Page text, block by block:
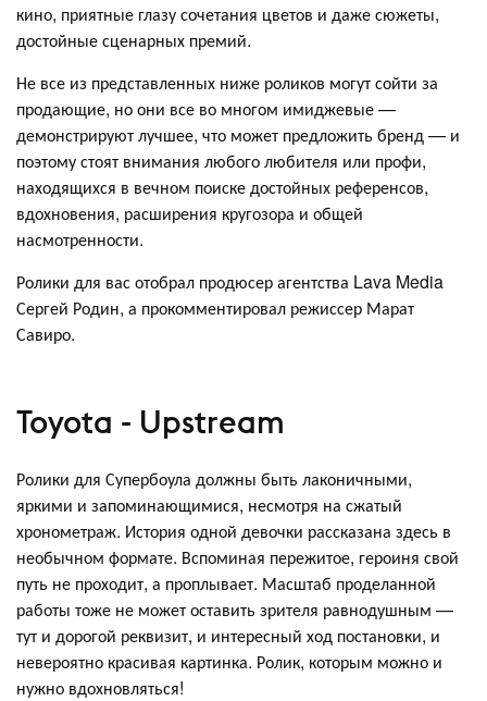
кино, приятные глазу сочетания цветов и даже сюжеты,
достойные сценарных премий.
Не все из представленных ниже роликов могут сойти за
продающие, но они все во многом имиджевые —
демонстрируют лучшее, что может предложить бренд — и
поэтому стоят внимания любого любителя или профи,
находящихся в вечном поиске достойных референсов,
вдохновения, расширения кругозора и общей
насмотренности.
Ролики для вас отобрал продюсер агентства Lava Media
Сергей Родин, а прокомментировал режиссер Марат
Савиро.
Toyota - Upstream
Ролики для Супербоула должны быть лаконичными,
яркими и запоминающимися, несмотря на сжатый
хронометраж. История одной девочки рассказана здесь в
необычном формате. Вспоминая пережитое, героиня свой
путь не проходит, а проплывает. Масштаб проделанной
работы тоже не может оставить зрителя равнодушным —
тут и дорогой реквизит, и интересный ход постановки, и
невероятно красивая картинка. Ролик, которым можно и
нужно вдохновляться!